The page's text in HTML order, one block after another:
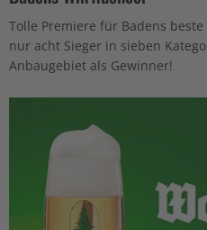
Tolle Premiere für Badens
nur acht Sieger in sieben
Anbaugebiet als Gewinner!